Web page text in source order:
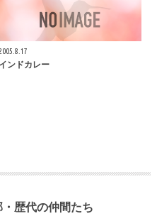
インドカレー
歴代の仲間たち